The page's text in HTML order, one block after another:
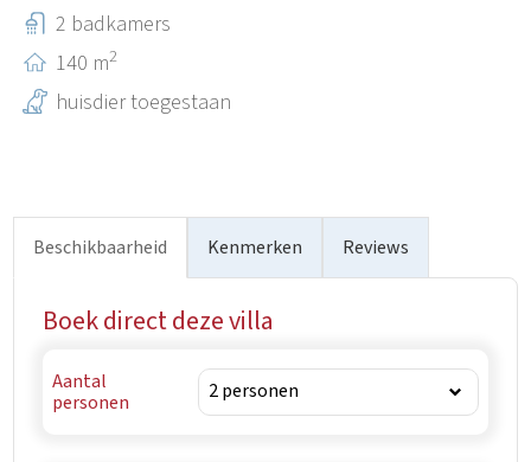
zowel van rust als van actieve vrijetijdsbesteding wil
genieten.
2 badkamers
140 m2
huisdier toegestaan
Beschikbaarheid Kenmerken Reviews
Boek direct deze villa
Aantal
personen